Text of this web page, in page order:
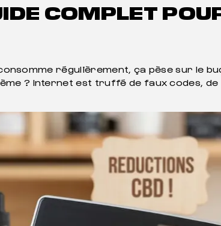
COMPLET
régulièrement, ça pèse sur le
? Internet est truffé de faux codes,